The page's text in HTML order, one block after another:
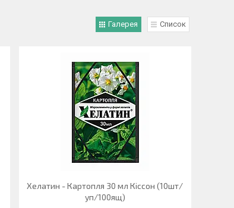
Галерея Список
Хелатин - Картопля 30 мл Кіссон (10шт/
уп/100ящ)